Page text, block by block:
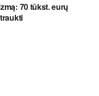
70 tūkst. eurų